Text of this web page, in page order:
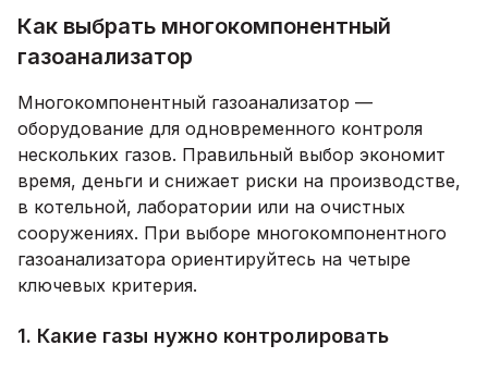
Как выбрать многокомпонентный
газоанализатор
Многокомпонентный газоанализатор —
оборудование для одновременного контроля
нескольких газов. Правильный выбор экономит
время, деньги и снижает риски на производстве,
в котельной, лаборатории или на очистных
сооружениях. При выборе многокомпонентного
газоанализатора ориентируйтесь на четыре
ключевых критерия.
1. Какие газы нужно контролировать